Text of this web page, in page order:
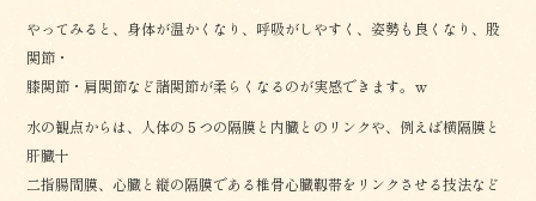
やってみると、身体が温かくなり、呼吸がしやすく、姿勢も良くなり、股
関節・
膝関節・肩関節など諸関節が柔らくなるのが実感できます。ｗ
水の観点からは、人体の５つの隔膜と内臓とのリンクや、例えば横隔膜と
肝臓十
二指腸間膜、心臓と縦の隔膜である椎骨心臓靱帯をリンクさせる技法など